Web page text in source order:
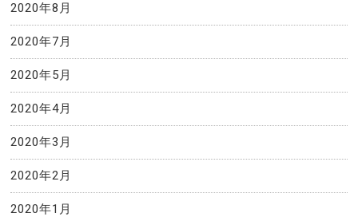
2020年8月
2020年7月
2020年5月
2020年4月
2020年3月
2020年2月
2020年1月